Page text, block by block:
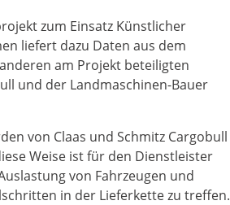
zum Einsatz Künstlicher
liefert dazu Daten aus dem
am Projekt beteiligten
und der Landmaschinen-Bauer
von Claas und Schmitz Cargobull
Weise ist für den Dienstleister
von Fahrzeugen und
in der Lieferkette zu treffen.